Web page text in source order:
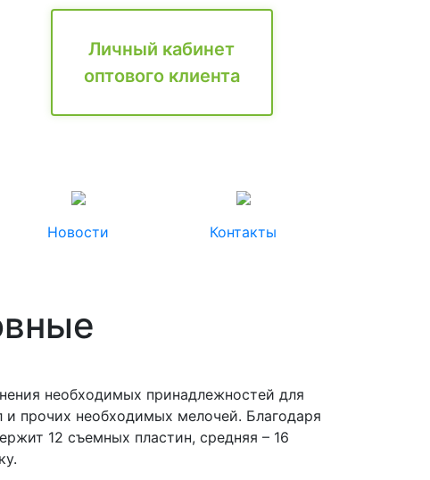
Личный кабинет
оптового клиента
Новости Контакты
необходимых принадлежностей для
и прочих необходимых мелочей. Благодаря
12 съемных пластин, средняя – 16